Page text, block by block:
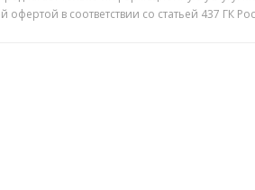
офертой в соответствии со статьей 437 ГК